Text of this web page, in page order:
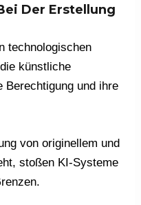
Der Erstellung
technologischen
künstliche
Berechtigung und ihre
von originellem und
stoßen KI-Systeme